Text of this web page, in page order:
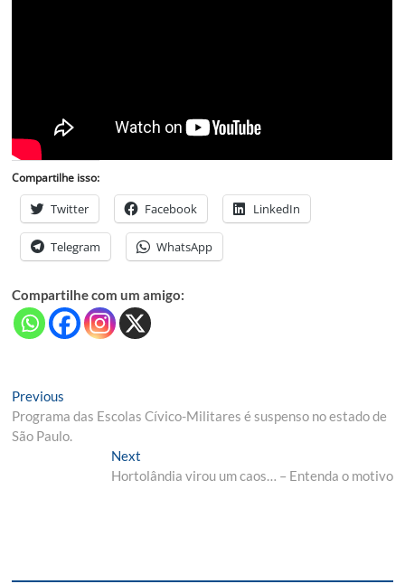
Compartilhe isso:
Twitter Facebook LinkedIn
Telegram WhatsApp
Compartilhe com um amigo:
Navegação
de
Previous
post:
Programa das Escolas Cívico-Militares é suspenso no estado de
São Paulo.
NextNext
post:
Hortolândia virou um caos… – Entenda o motivo